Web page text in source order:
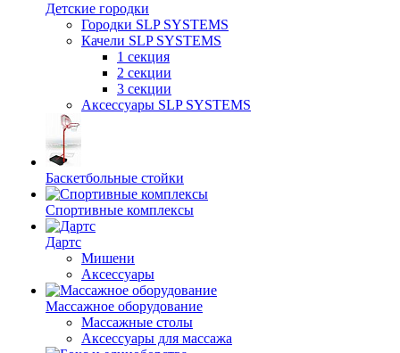
Детские городки
Городки SLP SYSTEMS
Качели SLP SYSTEMS
1 секция
2 секции
3 секции
Аксессуары SLP SYSTEMS
Баскетбольные стойки
Спортивные комплексы
Дартс
Мишени
Аксессуары
Массажное оборудование
Массажные столы
Аксессуары для массажа